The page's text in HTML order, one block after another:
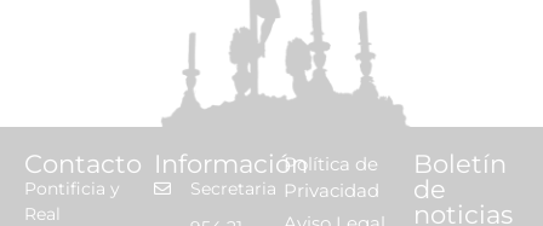
Contacto
Pontificia y
Real
Información
Secretaria
Política de
Privacidad
Boletín
de
noticias